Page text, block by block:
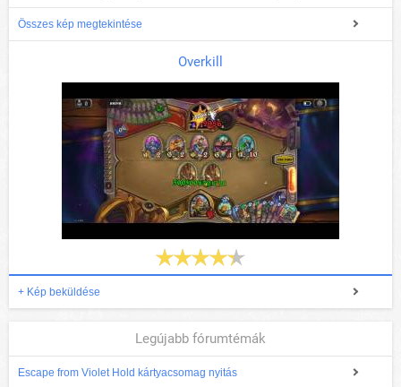
Összes kép megtekintése
Overkill
+ Kép beküldése
Legújabb fórumtémák
Escape from Violet Hold kártyacsomag nyitás